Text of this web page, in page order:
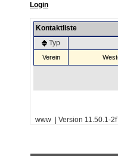
Login
Kontaktliste
Typ
Verein
www | Version 11.50.1-